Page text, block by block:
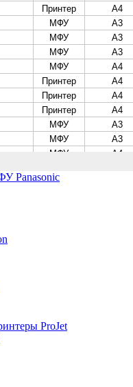
DP Line
Canon
HP
аппаратов Infotec
Panasonic
Panasonic
ProJet